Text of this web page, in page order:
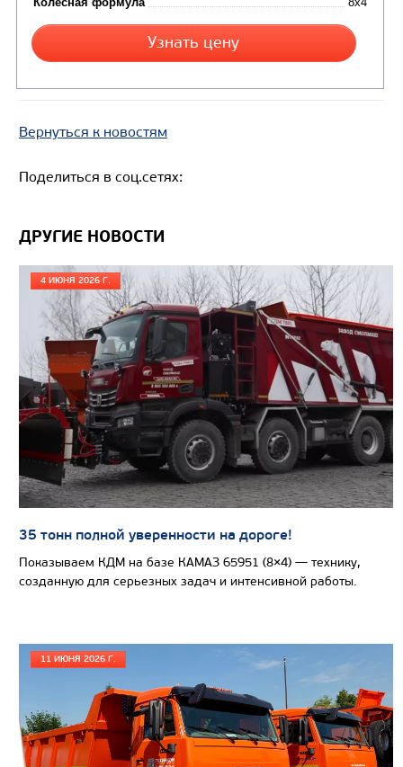
Цена по запросу
Грузоподъемность, кг
Направление разгрузки
Колесная формула
Узнать цену
САМОСВАЛ КАМАЗ-65801
Вернуться к новостям
Поделиться в соц.сетях:
ДРУГИЕ НОВОСТИ
4 ИЮНЯ 2026 Г.
35 тонн полной уверенности на дороге!
Показываем КДМ на базе КАМАЗ 65951 (8×4) — технику,
созданную для серьезных задач и интенсивной работы.
11 ИЮНЯ 2026 Г.